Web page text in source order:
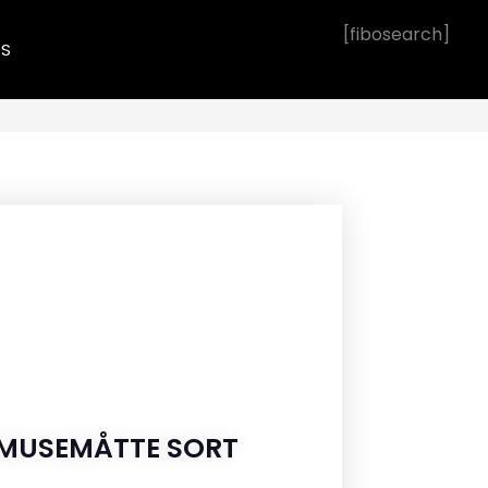
[fibosearch]
SORT